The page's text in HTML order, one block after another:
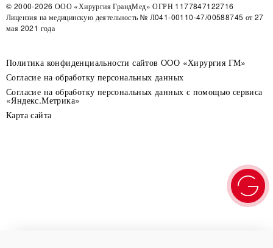
© 2000-2026 ООО «Хирургия ГрандМед» ОГРН 1177847122716
Лицензия на медицинскую деятельность № Л041-00110-47/00588745 от 27
мая 2021 года
Политика конфиденциальности сайтов ООО «Хирургия ГМ»
Согласие на обработку персональных данных
Согласие на обработку персональных данных с помощью сервиса
«Яндекс.Метрика»
Карта сайта